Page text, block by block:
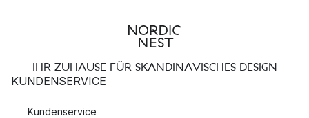
IHR ZUHAUSE FÜR SKANDINAVISCHES DESIGN
KUNDENSERVICE
Kundenservice